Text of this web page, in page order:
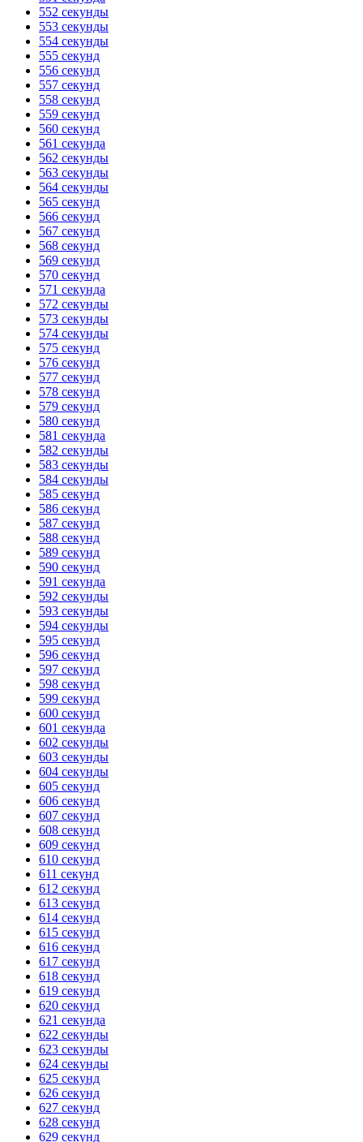
HANDY TIMERS
552 секунды
553 секунды
554 секунды
555 секунд
556 секунд
557 секунд
558 секунд
559 секунд
560 секунд
561 секунда
562 секунды
563 секунды
564 секунды
565 секунд
566 секунд
567 секунд
568 секунд
569 секунд
570 секунд
571 секунда
572 секунды
573 секунды
574 секунды
575 секунд
576 секунд
577 секунд
578 секунд
579 секунд
580 секунд
581 секунда
582 секунды
583 секунды
584 секунды
585 секунд
586 секунд
587 секунд
588 секунд
589 секунд
590 секунд
591 секунда
592 секунды
593 секунды
594 секунды
595 секунд
596 секунд
597 секунд
598 секунд
599 секунд
600 секунд
601 секунда
602 секунды
603 секунды
604 секунды
605 секунд
606 секунд
607 секунд
608 секунд
609 секунд
610 секунд
611 секунд
612 секунд
613 секунд
614 секунд
615 секунд
616 секунд
617 секунд
618 секунд
619 секунд
620 секунд
621 секунда
622 секунды
623 секунды
624 секунды
625 секунд
626 секунд
627 секунд
628 секунд
629 секунд